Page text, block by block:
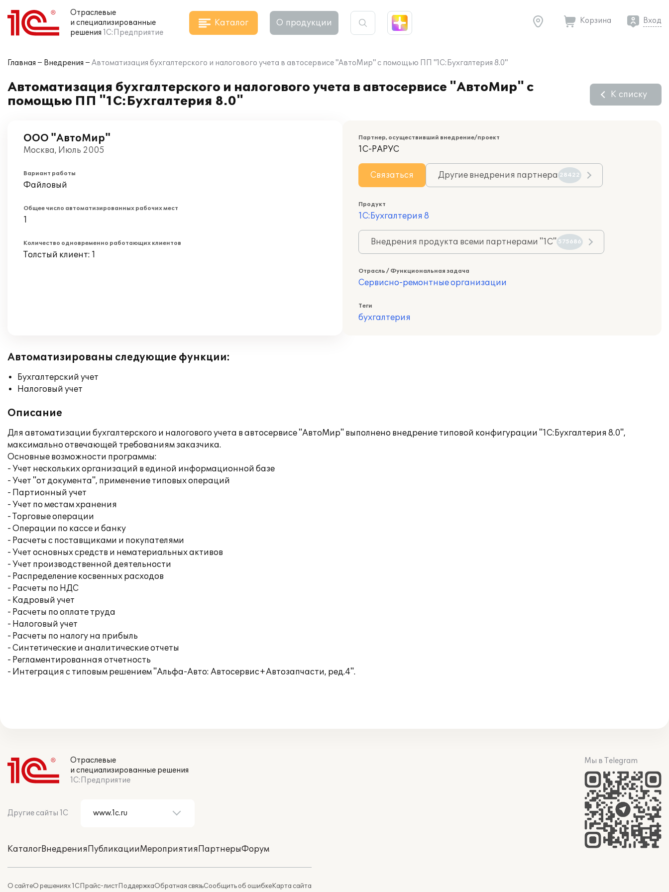
Отраслевые
и специализированные
решения 1С:Предприятие
Каталог О продукции Корзина Вход
Главная Внедрения Автоматизация бухгалтерского и налогового учета в автосервисе "АвтоМир" с помощью ПП "1С:Бухгалтерия 8.0"
Автоматизация бухгалтерского и налогового учета в автосервисе "АвтоМир" с
помощью ПП "1С:Бухгалтерия 8.0"
К списку
ООО "АвтоМир"
Москва, Июль 2005
Вариант работы
Файловый
Общее число автоматизированных рабочих мест
1
Количество одновременно работающих клиентов
Толстый клиент: 1
Партнер, осуществивший внедрение/проект
1С-РАРУС
Связаться Другие внедрения партнера 28422
Продукт
1С:Бухгалтерия 8
Внедрения продукта всеми партнерами "1С" 575686
Отрасль / Функциональная задача
Сервисно-ремонтные организации
Теги
бухгалтерия
Автоматизированы следующие функции:
Бухгалтерский учет
Налоговый учет
Описание
Для автоматизации бухгалтерского и налогового учета в автосервисе "АвтоМир" выполнено внедрение типовой конфигурации "1С:Бухгалтерия 8.0",
максимально отвечающей требованиям заказчика.
Основные возможности программы:
- Учет нескольких организаций в единой информационной базе
- Учет "от документа", применение типовых операций
- Партионный учет
- Учет по местам хранения
- Торговые операции
- Операции по кассе и банку
- Расчеты с поставщиками и покупателями
- Учет основных средств и нематериальных активов
- Учет производственной деятельности
- Распределение косвенных расходов
- Расчеты по НДС
- Кадровый учет
- Расчеты по оплате труда
- Налоговый учет
- Расчеты по налогу на прибыль
- Синтетические и аналитические отчеты
- Регламентированная отчетность
- Интеграция с типовым решением "Альфа-Авто: Автосервис+Автозапчасти, ред.4".
Отраслевые
и специализированные решения
1С:Предприятие
Другие сайты 1С
КаталогВнедренияПубликацииМероприятияПартнерыФорум
О сайтеО решениях 1СПрайс-листПоддержкаОбратная связьСообщить об ошибкеКарта сайта
Мы в Telegram